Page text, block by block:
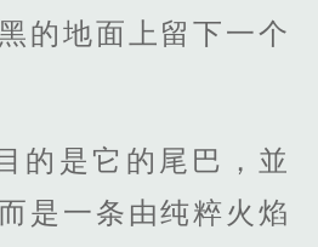
的地面上留下一个
的是它的尾巴，並
是一条由纯粹火焰